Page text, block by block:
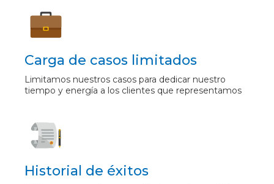
Carga de casos limitados
Limitamos nuestros casos para dedicar nuestro
tiempo y energía a los clientes que representamos
Historial de éxitos